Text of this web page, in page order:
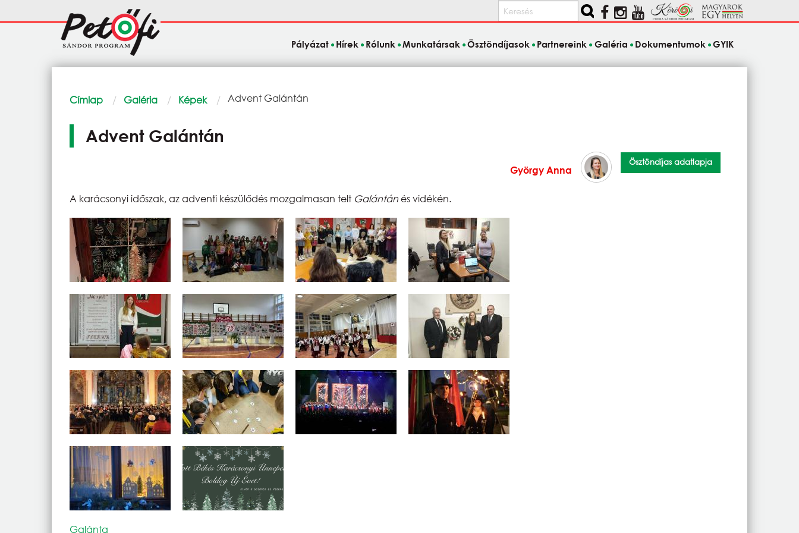
Keresés
Fő
navigáció
Pályázat Hírek Rólunk Munkatársak Ösztöndíjasok Partnereink Galéria Dokumentumok GYIK
Morzsa
Címlap Galéria Képek Current:
Advent Galántán
Advent Galántán
György Anna
Ösztöndíjas adatlapja
A karácsonyi időszak, az adventi készülődés mozgalmasan telt Galántánés vidékén.
Galánta